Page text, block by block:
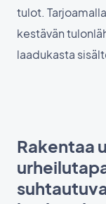
tulot.
kestävän
laadukasta
Rakentaa